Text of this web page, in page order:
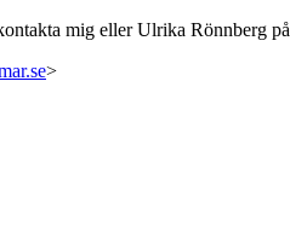
mig eller Ulrika Rönnberg
>